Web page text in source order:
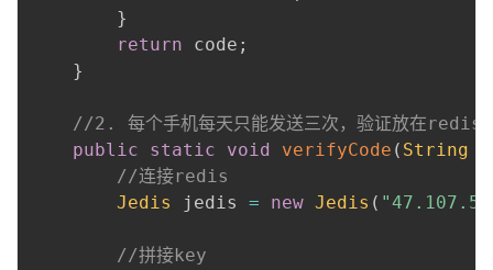
}
return code ;
}
//2. 每个手机每天只能发送三次，验证放在redis
public
static void verifyCode ( String
//连接redis
Jedis
jedis = new Jedis (
//拼接key